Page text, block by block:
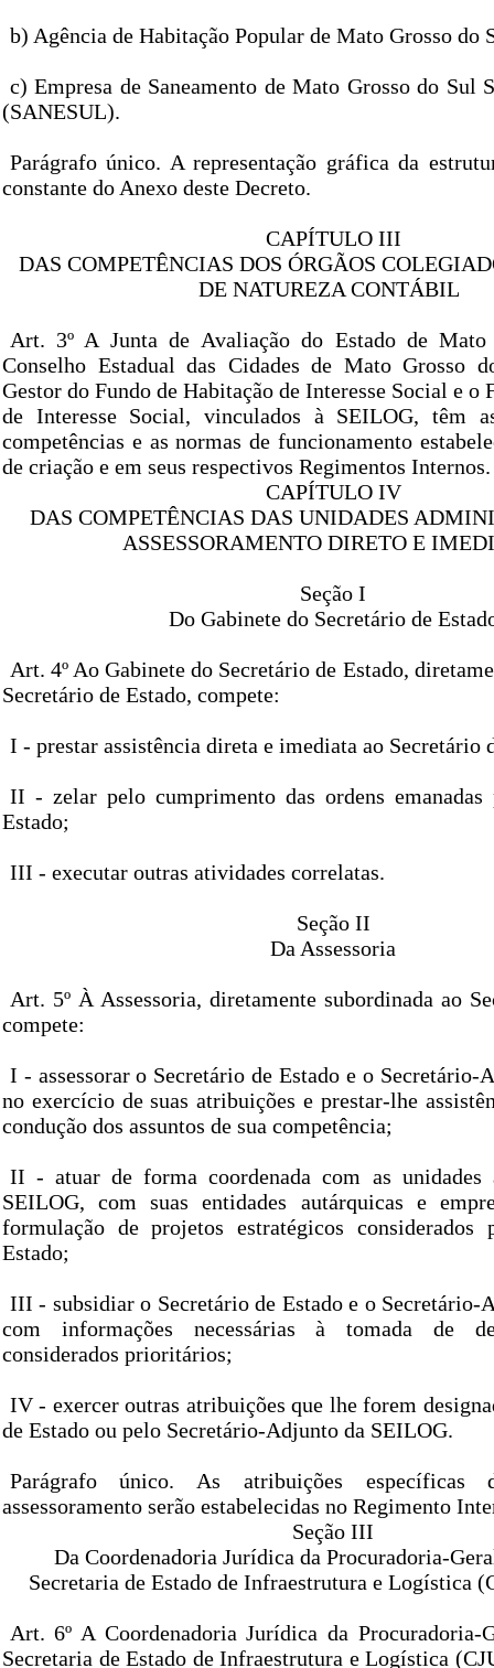
b) Agência de Habitação Popular de Mato Grosso
c) Empresa de Saneamento de Mato Grosso do Sul
(SANESUL).
Parágrafo único. A representação gráfica da
constante do Anexo deste Decreto.
CAPÍTULO III
DAS COMPETÊNCIAS DOS ÓRGÃOS
DE NATUREZA CONTÁBIL
Art. 3º A Junta de Avaliação do Estado de
Conselho Estadual das Cidades de Mato Grosso
Gestor do Fundo de Habitação de Interesse Social e o
de Interesse Social, vinculados à SEILOG, têm
competências e as normas de funcionamento
de criação e em seus respectivos Regimentos Internos.
CAPÍTULO IV
DAS COMPETÊNCIAS DAS UNIDADES
ASSESSORAMENTO DIRETO E
Seção I
Do Gabinete do Secretário de
Art. 4º Ao Gabinete do Secretário de Estado,
Secretário de Estado, compete:
I - prestar assistência direta e imediata ao Secretário
II - zelar pelo cumprimento das ordens emanadas
Estado;
III - executar outras atividades correlatas.
Seção II
Da Assessoria
Art. 5º À Assessoria, diretamente subordinada ao
compete:
I - assessorar o Secretário de Estado e o Secretário-
no exercício de suas atribuições e prestar-lhe
condução dos assuntos de sua competência;
II - atuar de forma coordenada com as unidades
SEILOG, com suas entidades autárquicas e
formulação de projetos estratégicos
Estado;
III - subsidiar o Secretário de Estado e o Secretário-
com informações necessárias à tomada de
considerados prioritários;
IV - exercer outras atribuições que lhe forem
de Estado ou pelo Secretário-Adjunto da SEILOG.
Parágrafo único. As atribuições específicas
assessoramento serão estabelecidas no Regimento
Seção III
Da Coordenadoria Jurídica da Procuradoria-
Secretaria de Estado de Infraestrutura e Logística
Art. 6º A Coordenadoria Jurídica da Procuradoria-
Secretaria de Estado de Infraestrutura e Logística